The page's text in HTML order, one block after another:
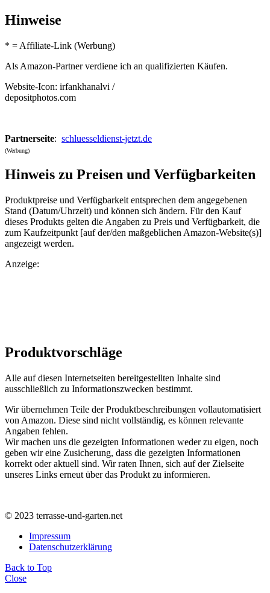
Hinweise
* = Affiliate-Link (Werbung)
Als Amazon-Partner verdiene ich an qualifizierten Käufen.
Website-Icon: irfankhanalvi /
depositphotos.com
Partnerseite: schluesseldienst-jetzt.de
(Werbung)
Hinweis zu Preisen und Verfügbarkeiten
Produktpreise und Verfügbarkeit entsprechen dem angegebenen
Stand (Datum/Uhrzeit) und können sich ändern. Für den Kauf
dieses Produkts gelten die Angaben zu Preis und Verfügbarkeit, die
zum Kaufzeitpunkt [auf der/den maßgeblichen Amazon-Website(s)]
angezeigt werden.
Anzeige:
Produktvorschläge
Alle auf diesen Internetseiten bereitgestellten Inhalte sind
ausschließlich zu Informationszwecken bestimmt.
Wir übernehmen Teile der Produktbeschreibungen vollautomatisiert
von Amazon. Diese sind nicht vollständig, es können relevante
Angaben fehlen.
Wir machen uns die gezeigten Informationen weder zu eigen, noch
geben wir eine Zusicherung, dass die gezeigten Informationen
korrekt oder aktuell sind. Wir raten Ihnen, sich auf der Zielseite
unseres Links erneut über das Produkt zu informieren.
© 2023 terrasse-und-garten.net
Impressum
Datenschutzerklärung
Back to Top
Close